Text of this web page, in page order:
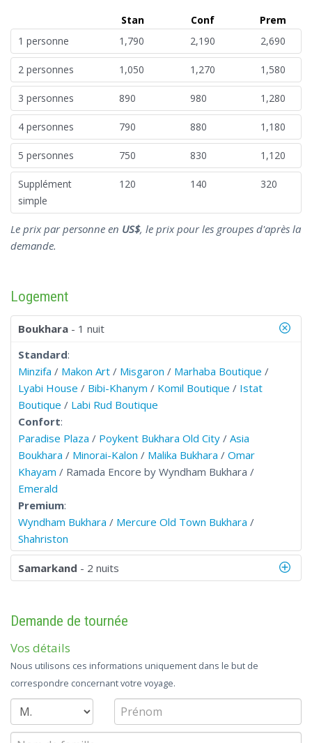
Stan Conf
Prem
1 personne
1,790 2,190 2,690
2 personnes 1,050 1,270 1,580
3 personnes 890 980 1,280
4 personnes 790 880 1,180
5 personnes 750 830 1,120
Supplément
simple
120 140 320
Le prix par personne en US$, le prix pour les groupes d'après la
demande.
Logement
Boukhara - 1 nuit
Standard:
Minzifa / Makon Art / Misgaron / Marhaba Boutique /
Lyabi House / Bibi-Khanym / Komil Boutique / Istat
Boutique / Labi Rud Boutique
Confort:
Paradise Plaza / Poykent Bukhara Old City / Asia
Boukhara / Minorai-Kalon / Malika Bukhara / Omar
Khayam / Ramada Encore by Wyndham Bukhara /
Emerald
Premium:
Wyndham Bukhara / Mercure Old Town Bukhara /
Shahriston
Samarkand - 2 nuits
Demande de tournée
Vos détails
Nous utilisons ces informations uniquement dans le but de
correspondre concernant votre voyage.